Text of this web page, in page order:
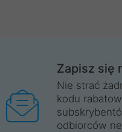
Zapisz się
Nie strać
kodu
odbiorców